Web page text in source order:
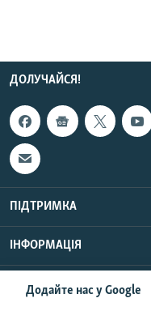
Додайте нас у Google
ДОЛУЧАЙСЯ!
ПІДТРИМКА
ІНФОРМАЦІЯ
© Радіо
UTC+3